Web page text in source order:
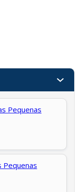
Pequenas
Pequenas